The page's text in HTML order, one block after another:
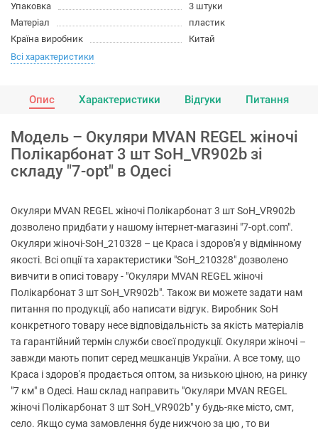
Упаковка
3 штуки
Матеріал
пластик
Країна виробник
Китай
Всі характеристики
Опис Характеристики Відгуки Питання
Модель – Окуляри MVAN REGEL жіночі
Полікарбонат 3 шт SoH_VR902b зі
складу "7-opt" в Одесі
Окуляри MVAN REGEL жіночі Полікарбонат 3 шт SoH_VR902b
дозволено придбати у нашому інтернет-магазині "7-opt.com".
Окуляри жіночі-SoH_210328 – це Краса і здоров'я у відмінному
якості. Всі опції та характеристики "SoH_210328" дозволено
вивчити в описі товару - "Окуляри MVAN REGEL жіночі
Полікарбонат 3 шт SoH_VR902b". Також ви можете задати нам
питання по продукції, або написати відгук. Виробник SoH
конкретного товару несе відповідальність за якість матеріалів
та гарантійний термін служби своєї продукції. Окуляри жіночі –
завжди мають попит серед мешканців України. А все тому, що
Краса і здоров'я продається оптом, за низькою ціною, на ринку
"7 км" в Одесі. Наш склад направить "Окуляри MVAN REGEL
жіночі Полікарбонат 3 шт SoH_VR902b" у будь-яке місто, смт,
село. Якщо сума замовлення буде нижчою за цю , то ви